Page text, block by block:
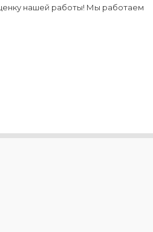
нашей работы! Мы работаем